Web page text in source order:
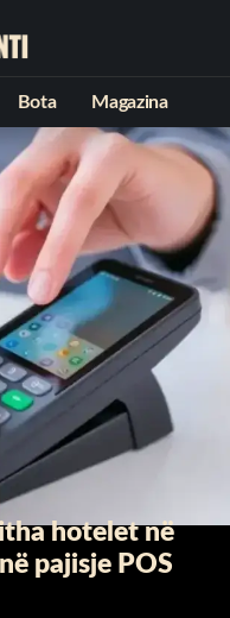
Bota Magazina
hotelet në
pajisje POS